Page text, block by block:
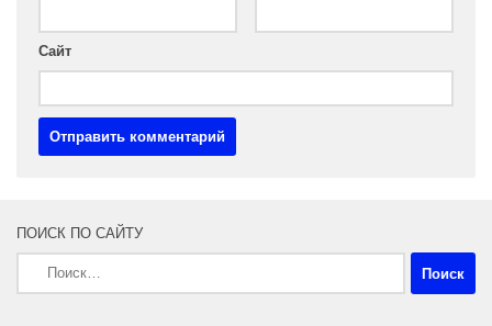
Сайт
ПОИСК ПО САЙТУ
Найти: